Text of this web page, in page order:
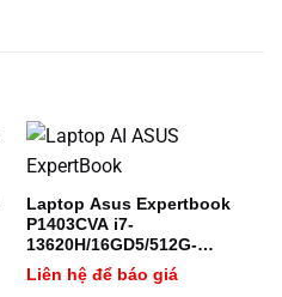
Laptop Asus Expertbook
P1403CVA i7-
13620H/16GD5/512G-
SSD/14.0 FHD/Win 11H/
Office/2Y-OSS/ Xám /
Liên hệ để báo giá